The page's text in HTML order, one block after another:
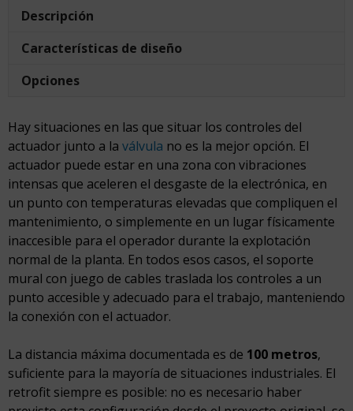
Descripción
Características de diseño
Opciones
Hay situaciones en las que situar los controles del
actuador junto a la válvula no es la mejor opción. El
actuador puede estar en una zona con vibraciones
intensas que aceleren el desgaste de la electrónica, en
un punto con temperaturas elevadas que compliquen el
mantenimiento, o simplemente en un lugar físicamente
inaccesible para el operador durante la explotación
normal de la planta. En todos esos casos, el soporte
mural con juego de cables traslada los controles a un
punto accesible y adecuado para el trabajo, manteniendo
la conexión con el actuador.
La distancia máxima documentada es de 100 metros,
suficiente para la mayoría de situaciones industriales. El
retrofit siempre es posible: no es necesario haber